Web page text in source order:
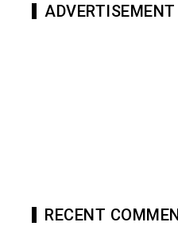
ADVERTISEMENT
RECENT